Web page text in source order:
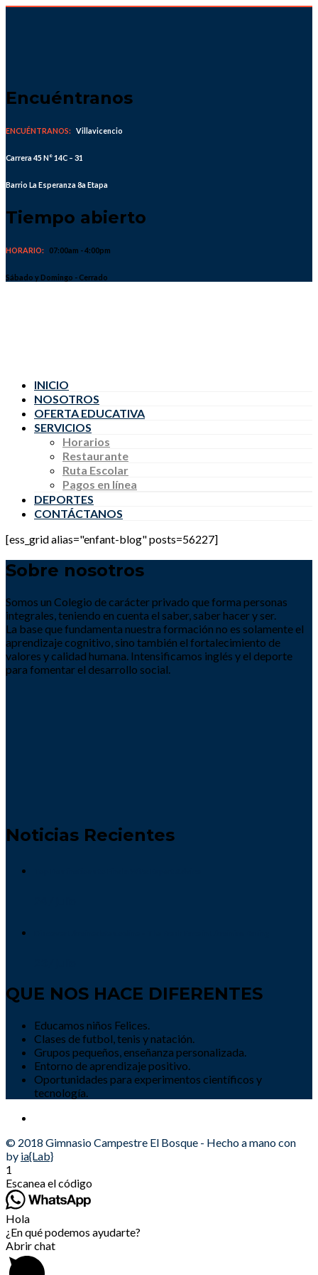
Encuéntranos
ENCUÉNTRANOS: Villavicencio
Carrera 45 N° 14C – 31
Barrio La Esperanza 8a Etapa
Tiempo abierto
HORARIO: 07:00am - 4:00pm
Sábado y Domingo - Cerrado
INICIO
NOSOTROS
OFERTA EDUCATIVA
SERVICIOS
Horarios
Restaurante
Ruta Escolar
Pagos en línea
DEPORTES
CONTÁCTANOS
[ess_grid alias="enfant-blog" posts=56227]
Sobre nosotros
Somos un Colegio de carácter privado que forma personas
integrales, teniendo en cuenta el saber, saber hacer y ser.
La base que fundamenta nuestra formación no es solamente el
aprendizaje cognitivo, sino también el fortalecimiento de
valores y calidad humana. Intensificamos inglés y el deporte
para fomentar el desarrollo social.
Noticias Recientes
QUE NOS HACE DIFERENTES
Educamos niños Felices.
Clases de futbol, tenis y natación.
Grupos pequeños, enseñanza personalizada.
Entorno de aprendizaje positivo.
Oportunidades para experimentos científicos y
tecnología.
© 2018 Gimnasio Campestre El Bosque - Hecho a mano con
by ia{Lab}
1
Escanea el código
Hola
¿En qué podemos ayudarte?
Abrir chat